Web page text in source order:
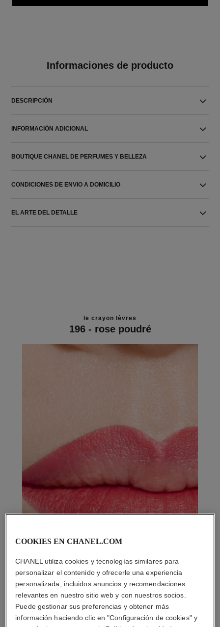
Informaciones de producto
DESCRIPCIÓN
INFORMACIÓN ADICIONAL
BOUTIQUE CHANEL DE PERFUMES Y BELLEZA
CONDICIONES DE ENVIO A DOMICILIO
EL ARTE DEL DETALLE
le crayon lèvres
196 - rose poudré
COOKIES EN CHANEL.COM
CHANEL utiliza cookies y tecnologías similares para
personalizar el contenido y ofrecerle una experiencia
personalizada, incluidos anuncios y recomendaciones
relevantes en nuestro sitio web y con nuestros socios.
Puede gestionar sus preferencias y obtener más
información haciendo clic en "Configuración de cookies" y